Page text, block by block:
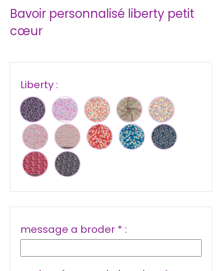
Bavoir personnalisé liberty petit
cœur
Liberty :
message a broder * :